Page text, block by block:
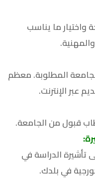
واختيار ما يناسب
المطلوبة. معظم
عبر الإنترنت.
قبول من الجامعة.
الدراسة في
في بلدك.